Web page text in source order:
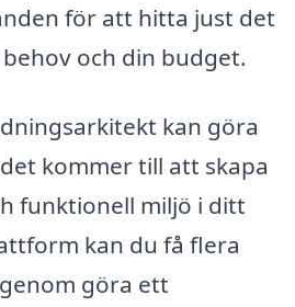
för att hitta just det
och din budget.
kan göra
kommer till att skapa
funktionell miljö i ditt
kan du få flera
göra ett